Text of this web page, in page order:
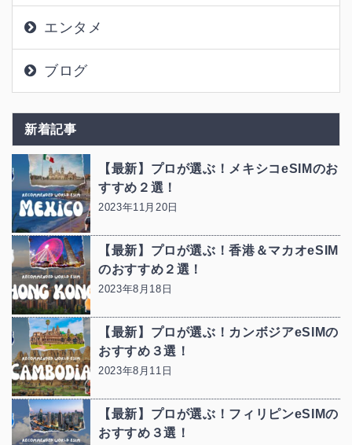
エンタメ
ブログ
新着記事
【最新】プロが選ぶ！メキシコeSIMのお
すすめ２選！
2023年11月20日
【最新】プロが選ぶ！香港＆マカオeSIM
のおすすめ２選！
2023年8月18日
【最新】プロが選ぶ！カンボジアeSIMの
おすすめ３選！
2023年8月11日
【最新】プロが選ぶ！フィリピンeSIMの
おすすめ３選！